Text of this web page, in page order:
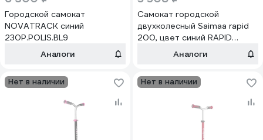
Городской самокат
NOVATRACK синий
230P.POLIS.BL9
Аналоги
Самокат городской
двухколесный Saimaa rapid
200, цвет синий RAPID
200синийАналоги
Нет в наличии Нет в наличии